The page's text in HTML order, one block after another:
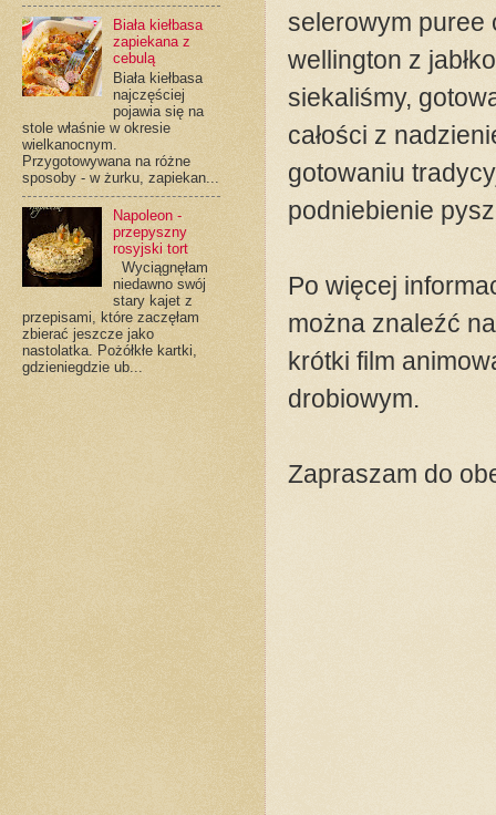
selerowym puree
wellington z
siekaliśmy,
całości z
gotowaniu
podniebienie
Po więcej
można znaleźć
krótki film
drobiowym.
Zapraszam do
Biała kiełbasa
zapiekana z
cebulą
Biała kiełbasa
najczęściej
pojawia się na
stole właśnie w okresie
wielkanocnym.
Przygotowywana na różne
sposoby - w żurku, zapiekan...
Napoleon -
przepyszny
rosyjski tort
Wyciągnęłam
niedawno swój
stary kajet z
przepisami, które zaczęłam
zbierać jeszcze jako
nastolatka. Pożółkłe kartki,
gdzieniegdzie ub...